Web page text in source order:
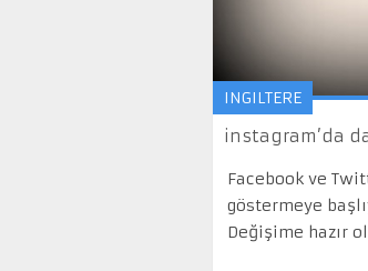
INGILTERE
instagram’da
Facebook ve
göstermeye
Değişime hazır